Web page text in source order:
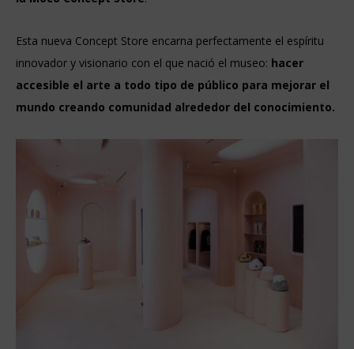
Esta nueva Concept Store encarna perfectamente el espíritu
innovador y visionario con el que nació el museo: hacer
accesible el arte a todo tipo de público para mejorar el
mundo creando comunidad alrededor del conocimiento.